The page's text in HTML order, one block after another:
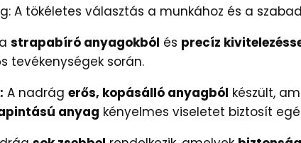
A tökéletes választás a munkához és a
strapabíró anyagokból és precíz
tevékenységek során.
A nadrág erős, kopásálló anyagból készült,
anyag kényelmes viseletet biztosít